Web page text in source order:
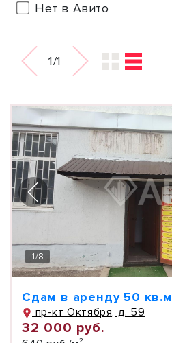
Нет в Авито
1/1
1/8
Сдам в аренду 50 кв.м
пр-кт Октября, д. 59
32 000 руб.